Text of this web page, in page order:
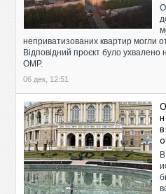
неприватизованих квартир могли
Відповідний проєкт було ухвалено
ОМР.
06 дек, 12:51